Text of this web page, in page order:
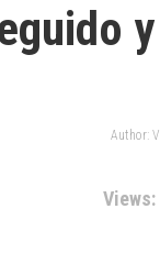
y
Author:
Views: